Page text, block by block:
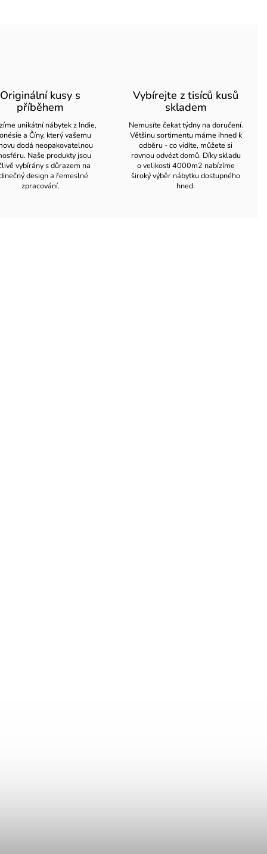
Originální kusy s
příběhem
unikátní nábytek z Indie,
a Číny, který vašemu
dodá neopakovatelnou
Naše produkty jsou
vybírány s důrazem na
design a řemeslné
zpracování.
Vybírejte z tisíců kusů
skladem
Nemusíte čekat týdny na doručení.
Většinu sortimentu máme ihned k
odběru - co vidíte, můžete si
rovnou odvézt domů. Díky skladu
o velikosti 4000m2 nabízíme
široký výběr nábytku dostupného
hned.